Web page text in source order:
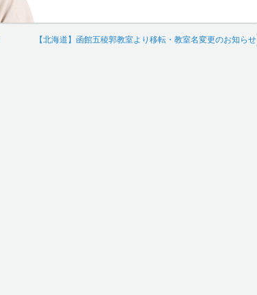
【北海道】函館五稜郭教室より移転・教室名変更のお知らせ